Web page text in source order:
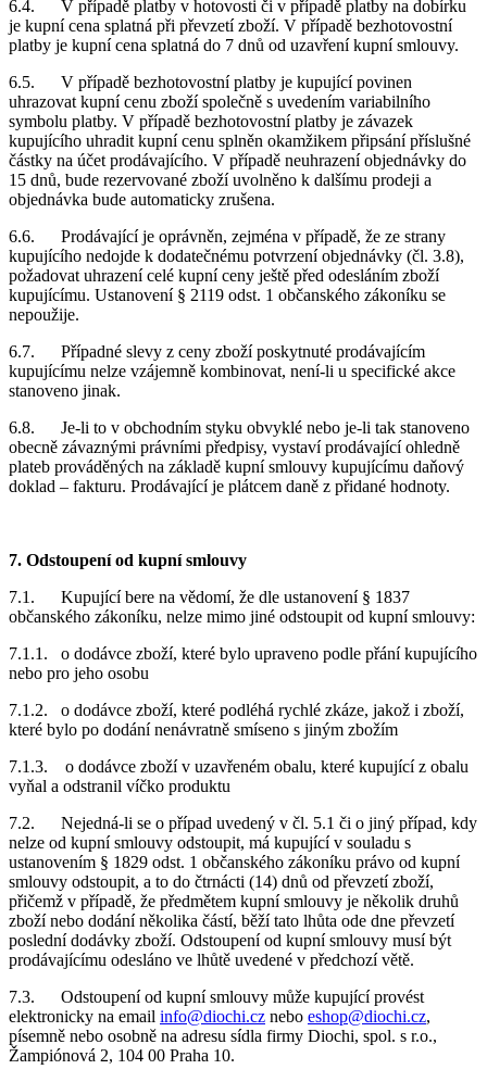
6.4. V případě platby v hotovosti či v případě platby na dobírku
je kupní cena splatná při převzetí zboží. V případě bezhotovostní
platby je kupní cena splatná do 7 dnů od uzavření kupní smlouvy.
6.5. V případě bezhotovostní platby je kupující povinen
uhrazovat kupní cenu zboží společně s uvedením variabilního
symbolu platby. V případě bezhotovostní platby je závazek
kupujícího uhradit kupní cenu splněn okamžikem připsání příslušné
částky na účet prodávajícího. V případě neuhrazení objednávky do
15 dnů, bude rezervované zboží uvolněno k dalšímu prodeji a
objednávka bude automaticky zrušena.
6.6. Prodávající je oprávněn, zejména v případě, že ze strany
kupujícího nedojde k dodatečnému potvrzení objednávky (čl. 3.8),
požadovat uhrazení celé kupní ceny ještě před odesláním zboží
kupujícímu. Ustanovení § 2119 odst. 1 občanského zákoníku se
nepoužije.
6.7. Případné slevy z ceny zboží poskytnuté prodávajícím
kupujícímu nelze vzájemně kombinovat, není-li u specifické akce
stanoveno jinak.
6.8. Je-li to v obchodním styku obvyklé nebo je-li tak stanoveno
obecně závaznými právními předpisy, vystaví prodávající ohledně
plateb prováděných na základě kupní smlouvy kupujícímu daňový
doklad – fakturu. Prodávající je plátcem daně z přidané hodnoty.
7. Odstoupení od kupní smlouvy
7.1. Kupující bere na vědomí, že dle ustanovení § 1837
občanského zákoníku, nelze mimo jiné odstoupit od kupní smlouvy:
7.1.1. o dodávce zboží, které bylo upraveno podle přání kupujícího
nebo pro jeho osobu
7.1.2. o dodávce zboží, které podléhá rychlé zkáze, jakož i zboží,
které bylo po dodání nenávratně smíseno s jiným zbožím
7.1.3. o dodávce zboží v uzavřeném obalu, které kupující z obalu
vyňal a odstranil víčko produktu
7.2. Nejedná-li se o případ uvedený v čl. 5.1 či o jiný případ, kdy
nelze od kupní smlouvy odstoupit, má kupující v souladu s
ustanovením § 1829 odst. 1 občanského zákoníku právo od kupní
smlouvy odstoupit, a to do čtrnácti (14) dnů od převzetí zboží,
přičemž v případě, že předmětem kupní smlouvy je několik druhů
zboží nebo dodání několika částí, běží tato lhůta ode dne převzetí
poslední dodávky zboží. Odstoupení od kupní smlouvy musí být
prodávajícímu odesláno ve lhůtě uvedené v předchozí větě.
7.3. Odstoupení od kupní smlouvy může kupující provést
elektronicky na email info@diochi.cz nebo eshop@diochi.cz,
písemně nebo osobně na adresu sídla firmy Diochi, spol. s r.o.,
Žampiónová 2, 104 00 Praha 10.